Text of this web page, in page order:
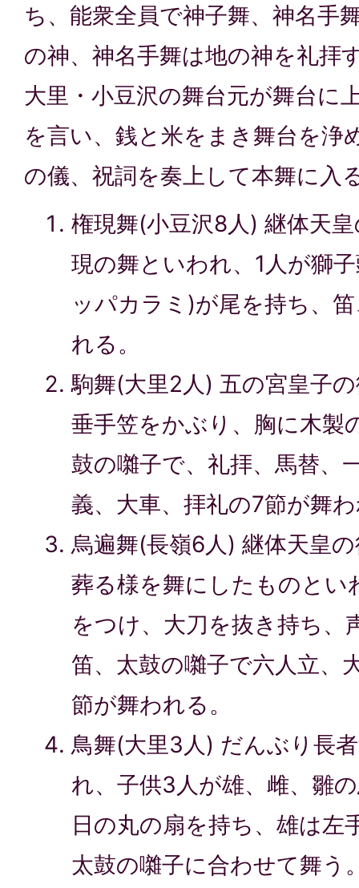
ち、能衆全員で神子舞、神名手
の神、神名手舞は地の神を礼拝
大里・小豆沢の舞台元が舞台に
を言い、銭と米をまき舞台を浄
の儀、祝詞を奏上して本舞に入
権現舞(小豆沢8人) 継体天
現の舞といわれ、1人が獅
ッパカラミ)が尾を持ち、
れる。
駒舞(大里2人) 五の宮皇子
垂手笠をかぶり、胸に木製
鼓の囃子で、礼拝、馬替、
義、大車、拝礼の7節が舞
烏遍舞(長嶺6人) 継体天皇
葬る様を舞にしたものとい
をつけ、大刀を抜き持ち、
笛、太鼓の囃子で六人立、
節が舞われる。
鳥舞(大里3人) だんぶり長
れ、子供3人が雄、雌、雛
日の丸の扇を持ち、雄は左
太鼓の囃子に合わせて舞う